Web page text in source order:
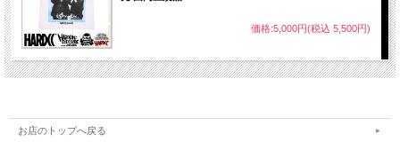
価格:5,000円(税込 5,500円)
お店のトップへ戻る